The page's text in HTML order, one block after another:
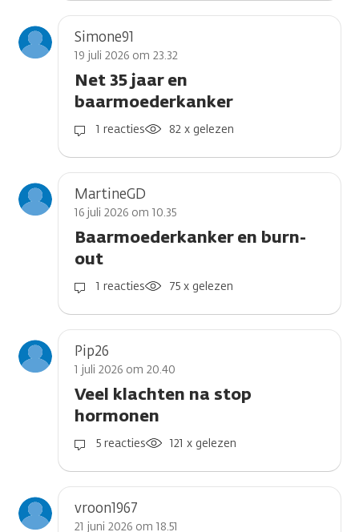
Simone91
19 juli 2026 om 23.32
Net 35 jaar en
baarmoederkanker
1 reacties 82 x gelezen
MartineGD
16 juli 2026 om 10.35
Baarmoederkanker en burn-
out
1 reacties 75 x gelezen
Pip26
1 juli 2026 om 20.40
Veel klachten na stop
hormonen
5 reacties 121 x gelezen
vroon1967
21 juni 2026 om 18.51